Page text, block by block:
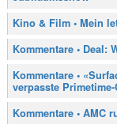
Kino & Film • Mein
Kommentare • Deal:
Kommentare •
verpasste Primetime-
Kommentare • AMC